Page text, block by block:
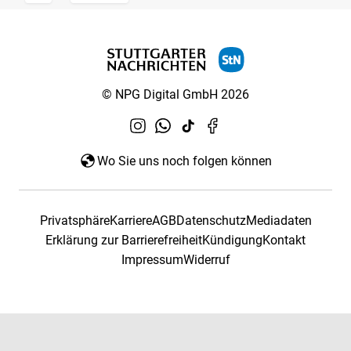
© NPG Digital GmbH 2026
Wo Sie uns noch folgen können
PrivatsphäreKarriereAGBDatenschutzMediadaten
Erklärung zur BarrierefreiheitKündigungKontakt
ImpressumWiderruf